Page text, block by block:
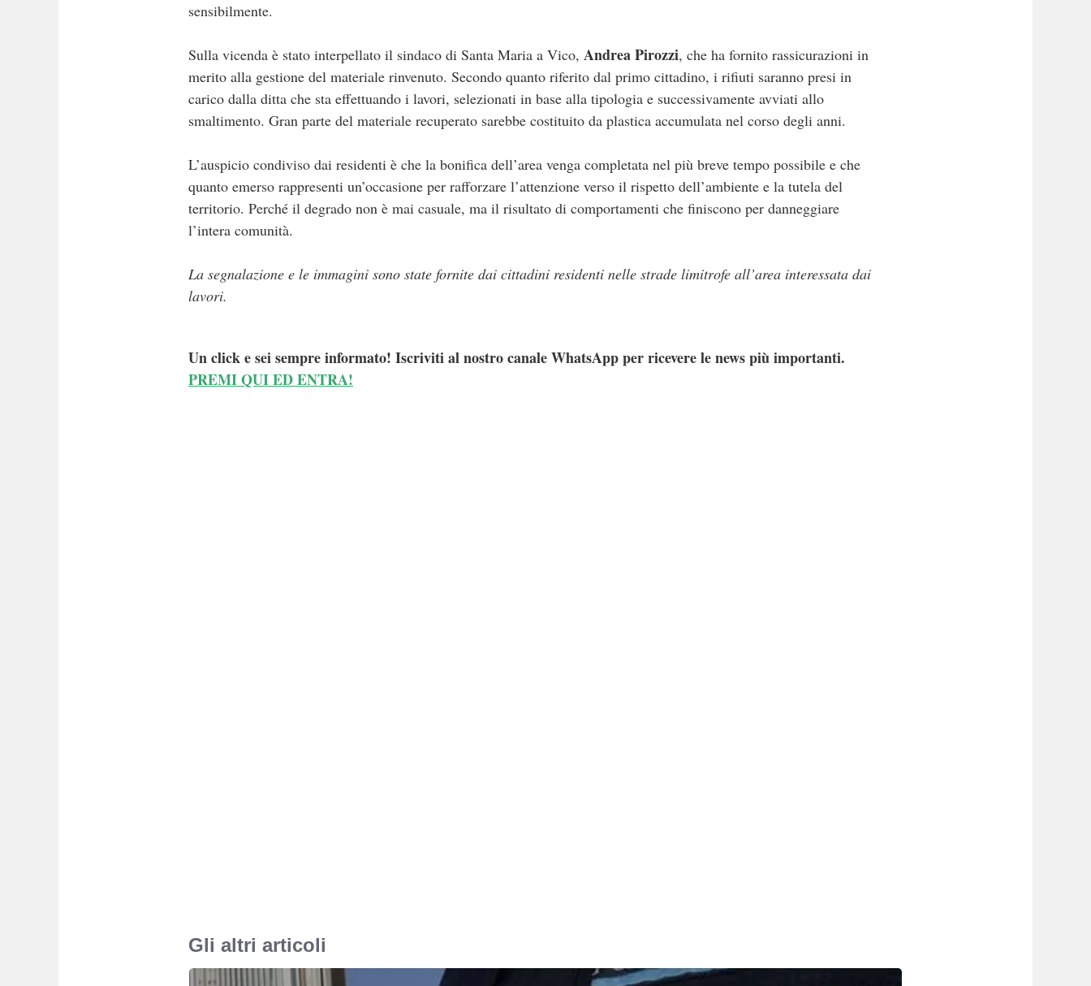
sensibilmente.
Sulla vicenda è stato interpellato il sindaco di Santa Maria a Vico, Andrea Pirozzi, che ha fornito rassicurazioni in
merito alla gestione del materiale rinvenuto. Secondo quanto riferito dal primo cittadino, i rifiuti saranno presi in
carico dalla ditta che sta effettuando i lavori, selezionati in base alla tipologia e successivamente avviati allo
smaltimento. Gran parte del materiale recuperato sarebbe costituito da plastica accumulata nel corso degli anni.
L’auspicio condiviso dai residenti è che la bonifica dell’area venga completata nel più breve tempo possibile e che
quanto emerso rappresenti un’occasione per rafforzare l’attenzione verso il rispetto dell’ambiente e la tutela del
territorio. Perché il degrado non è mai casuale, ma il risultato di comportamenti che finiscono per danneggiare
l’intera comunità.
La segnalazione e le immagini sono state fornite dai cittadini residenti nelle strade limitrofe all’area interessata dai
lavori.
Un click e sei sempre informato! Iscriviti al nostro canale WhatsApp per ricevere le news più importanti.
PREMI QUI ED ENTRA!
Gli altri articoli